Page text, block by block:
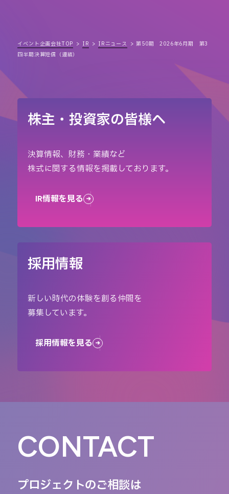
イベント企画会社TOP IR IRニュース
第50期 2026年6月期 第3
四半期決算短信（連結）
株主・投資家の皆様へ
決算情報、財務・業績など
株式に関する情報を掲載しております。
IR情報を見る
採用情報
新しい時代の体験を創る仲間を
募集しています。
採用情報を見る
CONTACT
プロジェクトのご相談は